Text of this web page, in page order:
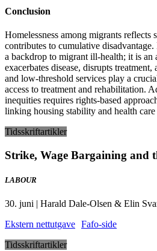
Conclusion
Homelessness among migrants
contributes to cumulative
a backdrop to migrant ill-health; it is an
exacerbates disease, disrupts
and low-threshold services play a
access to treatment and rehabilitation.
inequities requires rights-based
linking housing stability and health care
Tidsskriftartikler
Strike, Wage Bargaining and
LABOUR
30. juni | Harald Dale-Olsen & Elin
Ekstern nettutgave Fafo-side
Tidsskriftartikler